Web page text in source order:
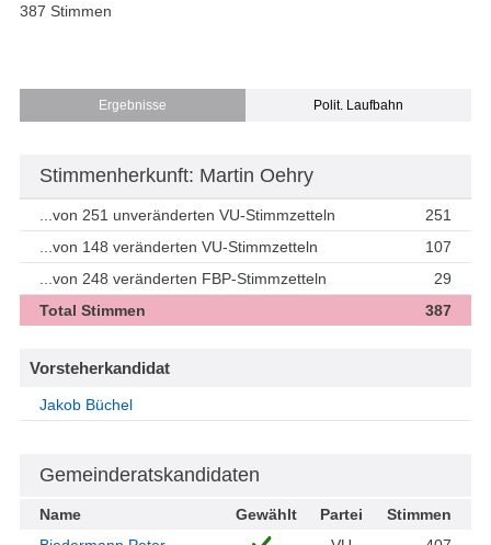
387 Stimmen
Ergebnisse Polit. Laufbahn
Stimmenherkunft: Martin Oehry
...von 251 unveränderten VU-Stimmzetteln
251
...von 148 veränderten VU-Stimmzetteln
107
...von 248 veränderten FBP-Stimmzetteln
29
Total Stimmen
387
Vorsteherkandidat
Jakob Büchel
Gemeinderatskandidaten
Name Gewählt Partei
Stimmen